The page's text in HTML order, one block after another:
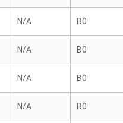
N/A B0
N/A B0
N/A B0
N/A B0